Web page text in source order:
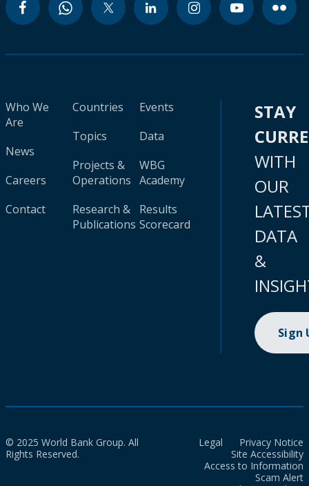
Who We
Are
News
Careers
Contact
Countries
Topics
Projects &
Operations
Research &
Publications
Events
Data
WBG
Academy
Results
Scorecard
STAY
WITH
OUR
DATA
&
Sign
© 2025 World Bank Group. All
Rights Reserved.
Legal
Privacy Notice
Site Accessibility
Access to Information
Scam Alert